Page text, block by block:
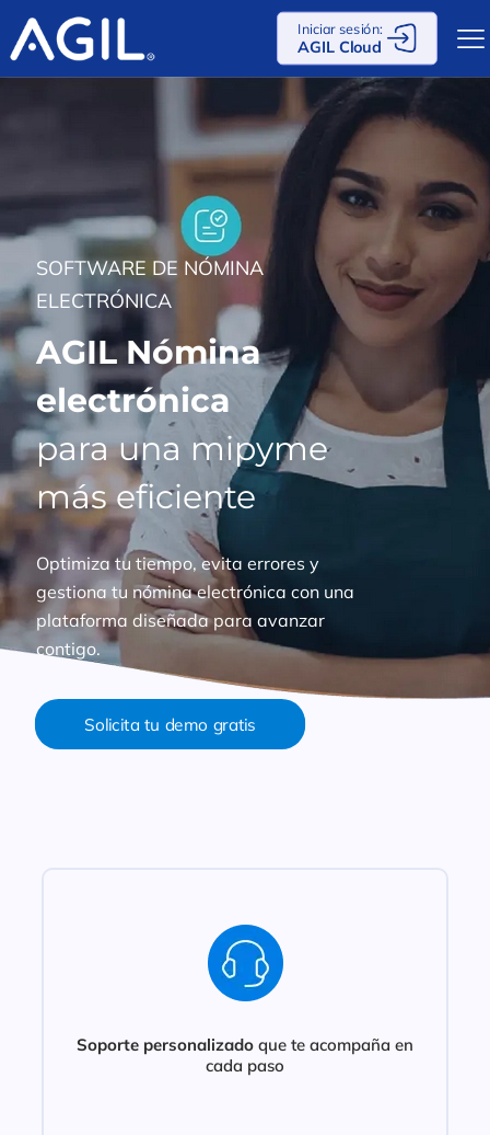
Iniciar sesión:
AGIL Cloud
SOFTWARE DE NÓMINA
ELECTRÓNICA
AGIL Nómina
electrónica
para una mipyme
más eficiente
Optimiza tu tiempo, evita errores y
gestiona tu nómina electrónica con una
plataforma diseñada para avanzar
contigo.
Solicita tu demo gratis
Soporte personalizado que te acompaña en
cada paso